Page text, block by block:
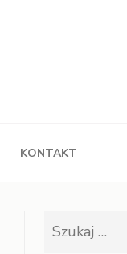
KONTAKT
Szukaj: